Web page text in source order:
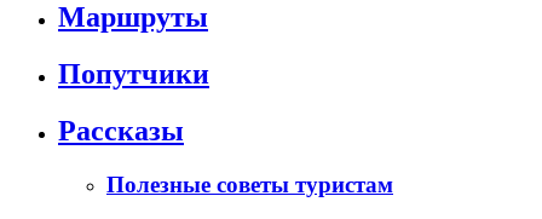
Маршруты
Попутчики
Рассказы
Полезные советы туристам